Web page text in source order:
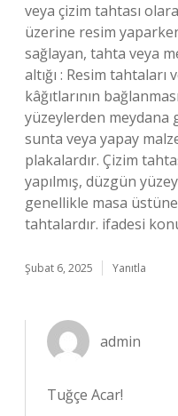
veya çizim tahtası
üzerine resim
sağlayan, tahta veya
altığı : Resim
kâğıtlarının
yüzeylerden meydana
sunta veya yapay
plakalardır. Çizim
yapılmış, düzgün
genellikle masa
tahtalardır. ifadesi
Şubat 6, 2025 Yanıtla
admin
Tuğçe Acar!